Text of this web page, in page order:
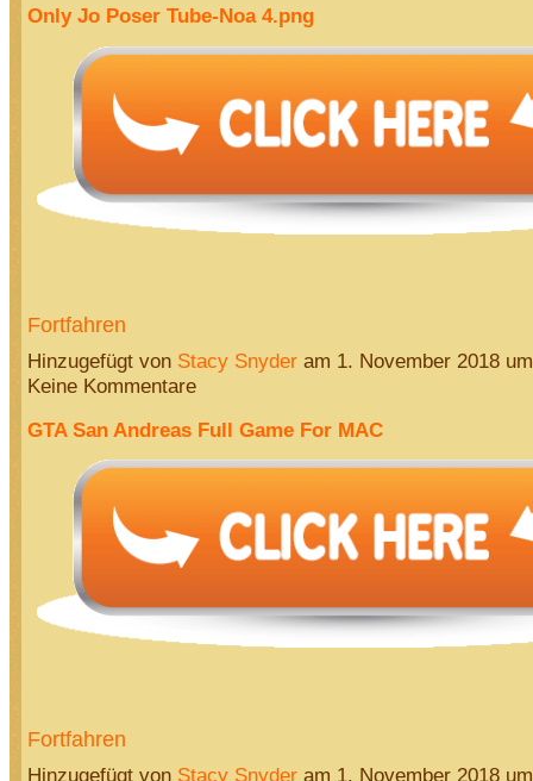
Only Jo Poser Tube-Noa 4.png
Fortfahren
Hinzugefügt von Stacy Snyderam 1. November 2018
Keine Kommentare
GTA San Andreas Full Game For MAC
Fortfahren
Hinzugefügt von Stacy Snyderam 1. November 2018